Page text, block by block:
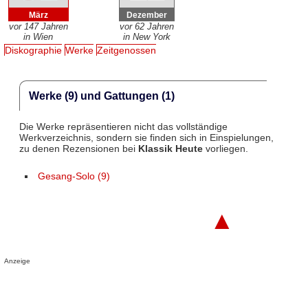
März
vor 147 Jahren
in Wien
Dezember
vor 62 Jahren
in New York
Diskographie Werke Zeitgenossen
Werke (9) und Gattungen (1)
Die Werke repräsentieren nicht das vollständige
Werkverzeichnis, sondern sie finden sich in Einspielungen,
zu denen Rezensionen bei Klassik Heutevorliegen.
Gesang-Solo (9)
▲
Anzeige